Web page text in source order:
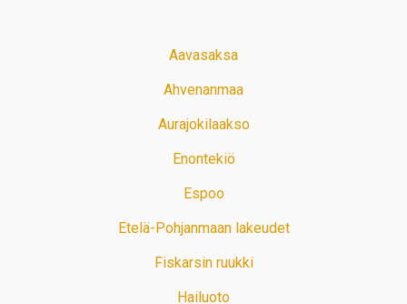
Aavasaksa
Ahvenanmaa
Aurajokilaakso
Enontekiö
Espoo
Etelä-Pohjanmaan lakeudet
Fiskarsin ruukki
Hailuoto